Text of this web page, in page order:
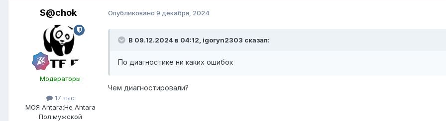
S@chok
Модераторы
17 тыс
МОЯ Antara:Не Antara
Пол:мужской
Опубликовано 9 декабря, 2024
В 09.12.2024 в 04:12, igoryn2303 сказал:
По диагностике ни каких ошибок
Чем диагностировали?